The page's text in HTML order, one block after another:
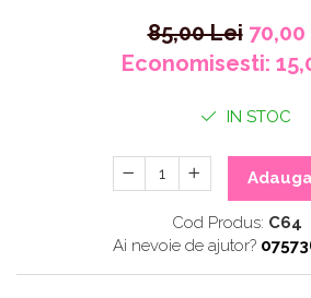
85,00 Lei
Economisesti:
IN STOC
Cod Produs: C64
Ai nevoie de ajutor?